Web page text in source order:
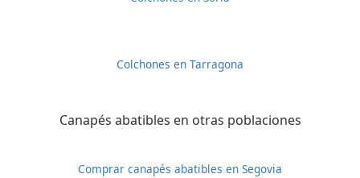
Colchones en Tarragona
Canapés abatibles en otras poblaciones
Comprar canapés abatibles en Segovia